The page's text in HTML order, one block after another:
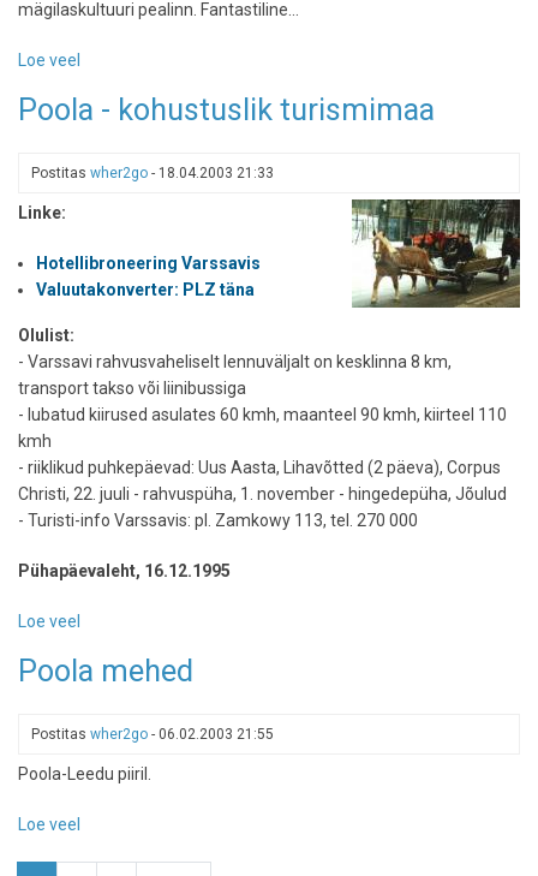
mägilaskultuuri pealinn. Fantastiline...
Loe veel
Tatrad
Poola - kohustuslik turismimaa
Postitas wher2go - 18.04.2003 21:33
Linke:
Hotellibroneering Varssavis
Valuutakonverter: PLZ täna
Olulist:
- Varssavi rahvusvaheliselt lennuväljalt on kesklinna 8 km,
transport takso või liinibussiga
- lubatud kiirused asulates 60 kmh, maanteel 90 kmh, kiirteel 110
kmh
- riiklikud puhkepäevad: Uus Aasta, Lihavõtted (2 päeva), Corpus
Christi, 22. juuli - rahvuspüha, 1. november - hingedepüha, Jõulud
- Turisti-info Varssavis: pl. Zamkowy 113, tel. 270 000
Pühapäevaleht, 16.12.1995
Loe veel
-
turismimaa
Poola mehed
Postitas wher2go - 06.02.2003 21:55
Poola-Leedu piiril.
Loe veel